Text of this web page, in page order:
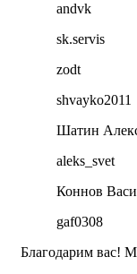
andvk
sk.servis
zodt
shvayko2011
Шатин
aleks_svet
Коннов
gaf0308
Благодарим вас!